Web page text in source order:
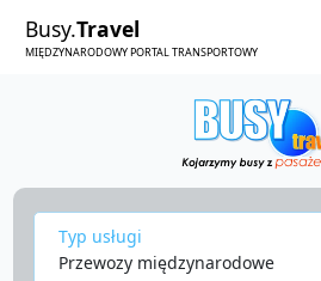
Busy.Travel
MIĘDZYNARODOWY PORTAL TRANSPORTOWY
Typ usługi
Przewozy międzynarodowe